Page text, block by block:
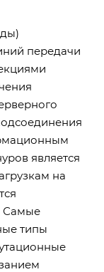
передачи
является
на
Самые
типы